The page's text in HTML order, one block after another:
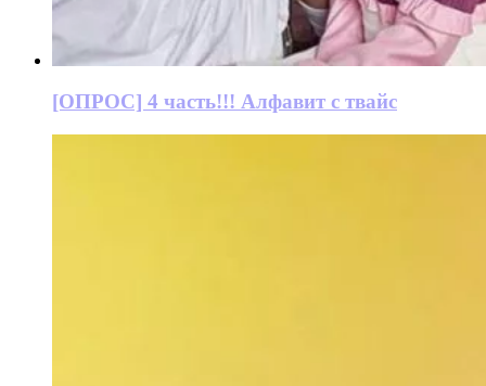
[ОПРОС] 4 часть!!! Алфавит с твайс